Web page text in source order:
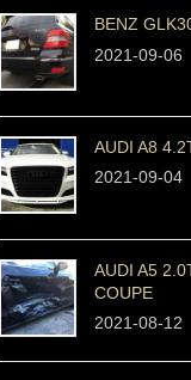
BENZ
2021-09-06
AUDI A8
2021-09-04
AUDI A5
COUPE
2021-08-12